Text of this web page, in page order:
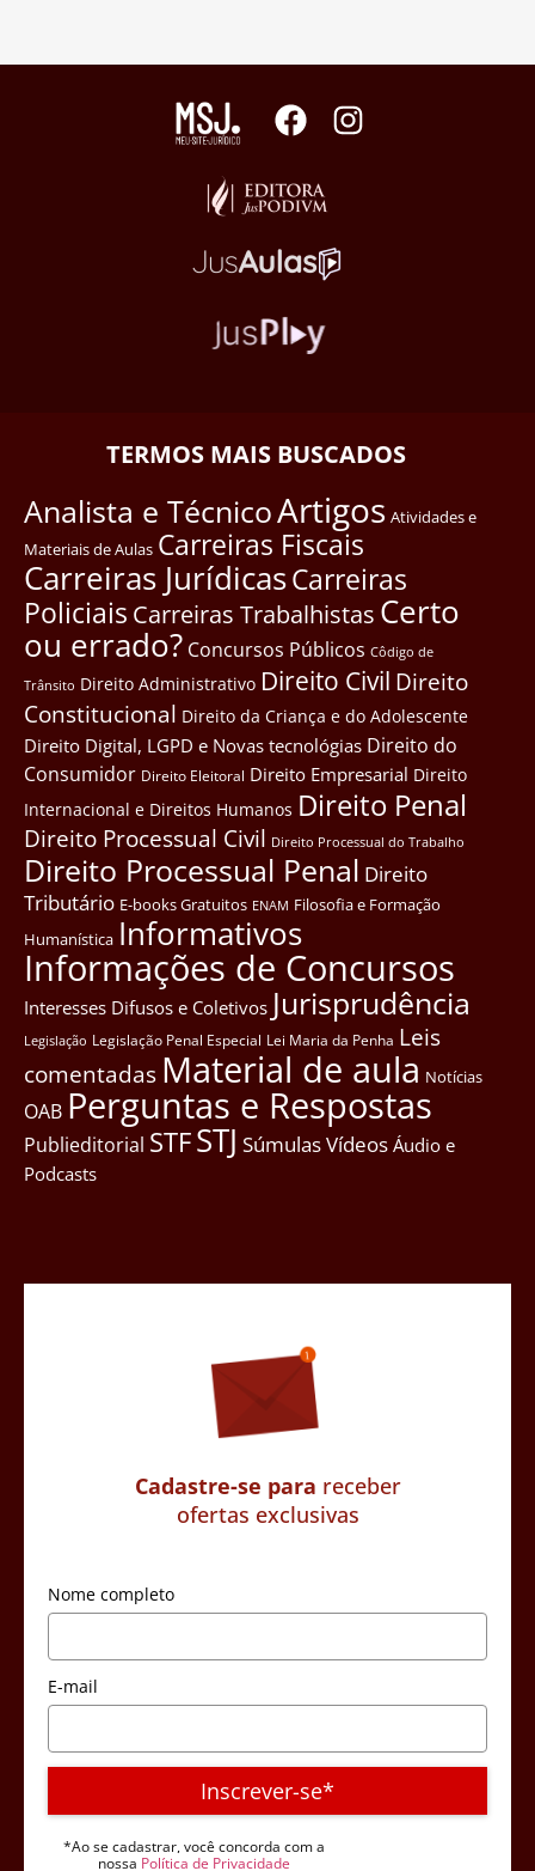
TERMOS MAIS BUSCADOS
Analista e TécnicoArtigos Atividades e
Materiais de Aulas Carreiras Fiscais
Carreiras JurídicasCarreiras
Policiais Carreiras Trabalhistas Certo
ou errado? Concursos Públicos Côdigo de
Trânsito Direito Administrativo Direito Civil Direito
Constitucional Direito da Criança e do Adolescente
Direito Digital, LGPD e Novas tecnológias Direito do
Consumidor Direito Eleitoral Direito Empresarial Direito
Internacional e Direitos Humanos Direito Penal
Direito Processual Civil Direito Processual do Trabalho
Direito Processual Penal Direito
Tributário E-books Gratuitos ENAM Filosofia e Formação
Humanística Informativos
Informações de Concursos
Interesses Difusos e Coletivos Jurisprudência
Legislação Legislação Penal Especial Lei Maria da Penha Leis
comentadas Material de aula Notícias
OAB Perguntas e Respostas
Publieditorial STFSTJ SúmulasVídeos Áudio e
Podcasts
Cadastre-se para receber
ofertas exclusivas
Nome completo
E-mail
Inscrever-se*
*Ao se cadastrar, você concorda com a
nossa Política de Privacidade